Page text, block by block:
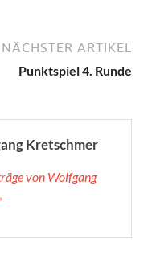
NÄCHSTER ARTIKEL
Punktspiel 4. Runde
Kretschmer
von Wolfgang